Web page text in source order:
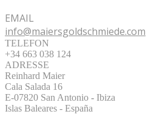
EMAIL
info@maiersgoldschmiede.com
TELEFON
+34 663 038 124
ADRESSE
Reinhard Maier
Cala Salada 16
E-07820 San Antonio - Ibiza
Islas Baleares - España